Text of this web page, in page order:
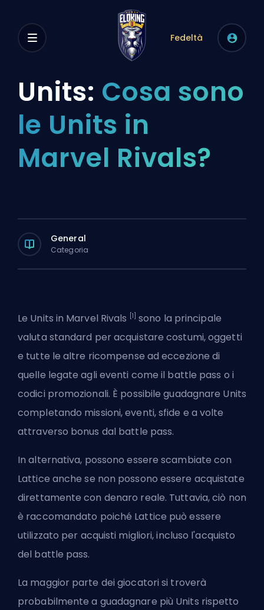
Fedeltà
Units: Cosa sono
le Units in
Marvel Rivals?
General
Categoria
Le Units in Marvel Rivals [1] sono la principale
valuta standard per acquistare costumi, oggetti
e tutte le altre ricompense ad eccezione di
quelle legate agli eventi come il battle pass o i
codici promozionali. È possibile guadagnare Units
completando missioni, eventi, sfide e a volte
attraverso bonus dal battle pass.
In alternativa, possono essere scambiate con
Lattice anche se non possono essere acquistate
direttamente con denaro reale. Tuttavia, ciò non
è raccomandato poiché Lattice può essere
utilizzato per acquisti migliori, incluso l'acquisto
del battle pass.
La maggior parte dei giocatori si troverà
probabilmente a guadagnare più Units rispetto